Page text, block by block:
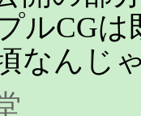
ルCG
なんじ